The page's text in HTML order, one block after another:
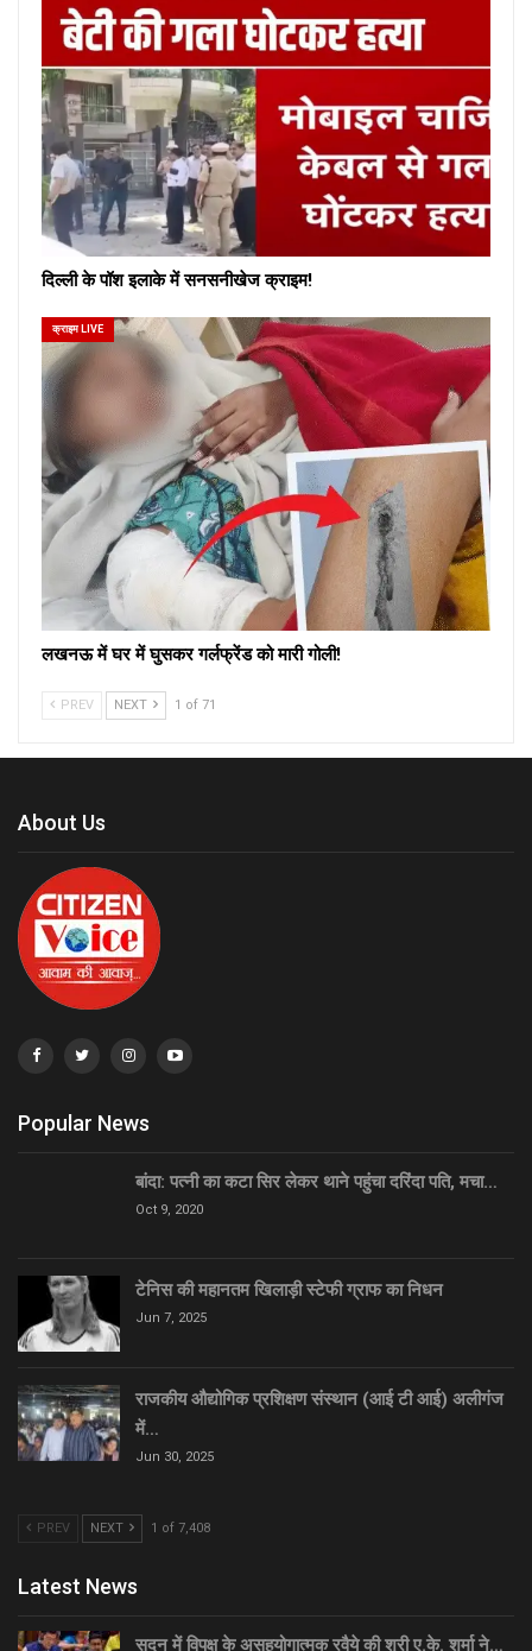
दिल्ली के पॉश इलाके में सनसनीखेज क्राइम!
क्राइम LIVE
लखनऊ में घर में घुसकर गर्लफ्रेंड को मारी गोली!
PREV NEXT 1 of 71
About Us
Popular News
बांदा: पत्नी का कटा सिर लेकर थाने पहुंचा दरिंदा पति, मचा…
Oct 9, 2020
टेनिस की महानतम खिलाड़ी स्टेफी ग्राफ का निधन
Jun 7, 2025
राजकीय औद्योगिक प्रशिक्षण संस्थान (आई टी आई) अलीगंज
में…
Jun 30, 2025
PREV NEXT 1 of 7,408
Latest News
सदन में विपक्ष के असहयोगात्मक रवैये की श्री ए.के. शर्मा ने…